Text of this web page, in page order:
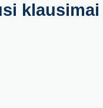
klausimai